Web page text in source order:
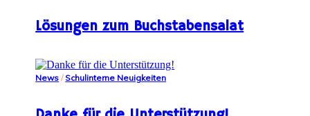
Lösungen zum Buchstabensalat
News / Schulinterne Neuigkeiten